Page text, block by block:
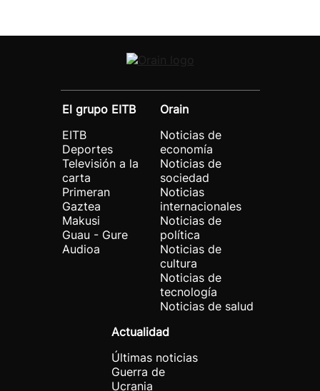
El grupo EITB
EITB
Deportes
Televisión a la
carta
Primeran
Gaztea
Makusi
Guau - Gure
Audioa
Orain
Noticias de
economía
Noticias de
sociedad
Noticias
internacionales
Noticias de
política
Noticias de
cultura
Noticias de
tecnología
Noticias de salud
Actualidad
Últimas noticias
Guerra de
Ucrania